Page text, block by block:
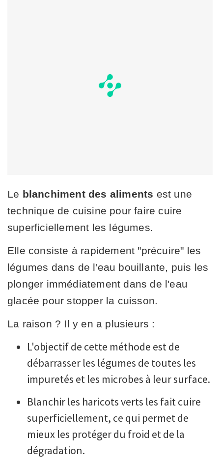
Le blanchiment des aliments est une
technique de cuisine pour faire cuire
superficiellement les légumes.
Elle consiste à rapidement "précuire" les
légumes dans de l'eau bouillante, puis les
plonger immédiatement dans de l'eau
glacée pour stopper la cuisson.
La raison ? Il y en a plusieurs :
L'objectif de cette méthode est de
débarrasser les légumes de toutes les
impuretés et les microbes à leur surface.
Blanchir les haricots verts les fait cuire
superficiellement, ce qui permet de
mieux les protéger du froid et de la
dégradation.